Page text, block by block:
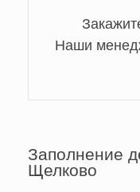
Наши
Заполнение
Щелково